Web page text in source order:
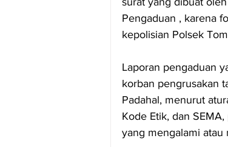
Pengaduan , karena
kepolisian Polsek
Laporan pengaduan
korban pengrusakan
Padahal, menurut
Kode Etik, dan
yang mengalami atau